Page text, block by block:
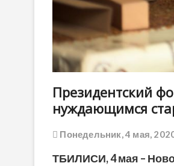
Президентский
нуждающимся
Понедельник, 4 мая,
ТБИЛИСИ,4 мая –